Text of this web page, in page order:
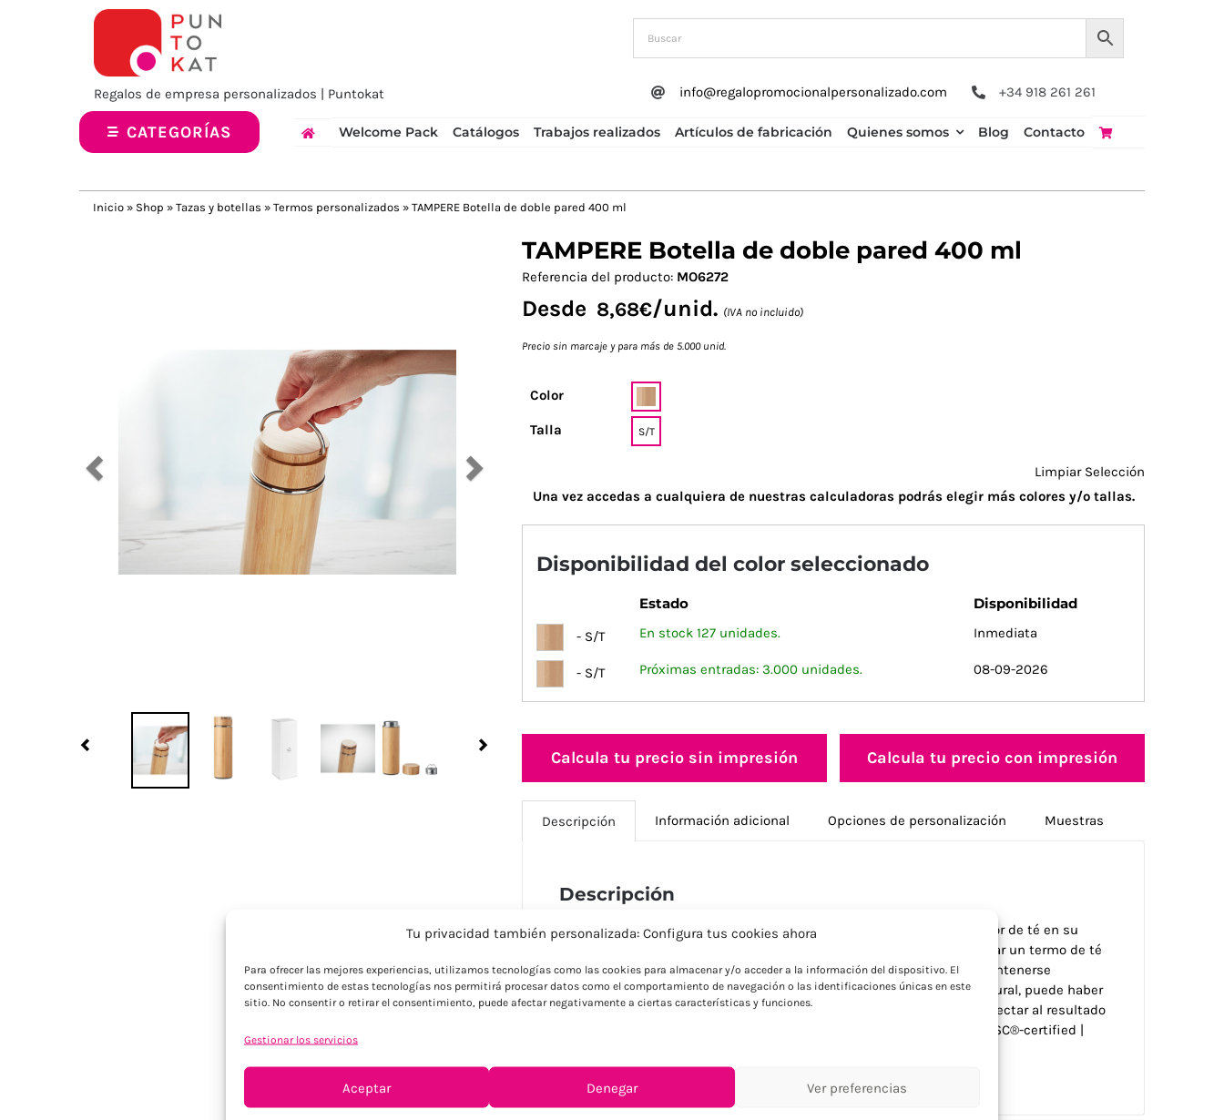
Tu privacidad también personalizada: Configura tus cookies ahora
Para ofrecer las mejores experiencias, utilizamos tecnologías como las cookies para almacenar y/o acceder a la información del dispositivo. El
consentimiento de estas tecnologías nos permitirá procesar datos como el comportamiento de navegación o las identificaciones únicas en este
sitio. No consentir o retirar el consentimiento, puede afectar negativamente a ciertas características y funciones.
Gestionar los servicios
Aceptar Denegar Ver preferencias
Regalos de empresa personalizados | Puntokat info@regalopromocionalpersonalizado.com +34 918 261 261
CATEGORÍAS Welcome Pack Catálogos Trabajos realizados Artículos de fabricación Quienes somos Blog Contacto
Inicio » Shop » Tazas y botellas » Termos personalizados » TAMPERE Botella de doble pared 400 ml
TAMPERE Botella de doble pared 400 ml
Referencia del producto: MO6272
Desde 8,68€/unid. (IVA no incluido)
Precio sin marcaje y para más de 5.000 unid.
Color
Talla S/T
Limpiar Selección
Una vez accedas a cualquiera de nuestras calculadoras podrás elegir más colores y/o tallas.
Disponibilidad del color seleccionado
Estado Disponibilidad
- S/T En stock 127 unidades. Inmediata
- S/T Próximas entradas: 3.000 unidades. 08-09-2026
Calcula tu precio sin impresión Calcula tu precio con impresión
Descripción Información adicional Opciones de personalización Muestras
Descripción
Termo aislante de doble pared de acero inoxidable y bambú con infusor de té en su
interior. Gracias al infusor de té que lleva en su interior, podrás preparar un termo de té
fresco con tu favorito sabor. Con una capacidad de 400 ml, podrás mantenerse
hidratado durante todo el día. Sin fugas. El bambú es un producto natural, puede haber
ligeras variaciones de color y tamaño en cada artículo, lo que puede afectar al resultado
final de la impresión. Este artículo va presentado: en caja individual FSC®-certified |